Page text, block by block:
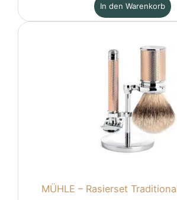
In den Warenkorb
MÜHLE – Rasierset